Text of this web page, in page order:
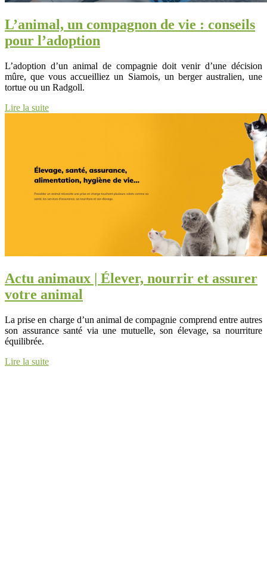
L’animal, un compagnon de vie : conseils
pour l’adoption
L’adoption d’un animal de compagnie doit venir d’une décision
mûre, que vous accueilliez un Siamois, un berger australien, une
tortue ou un Radgoll.
Lire la suite
Actu animaux | Élever, nourrir et assurer
votre animal
La prise en charge d’un animal de compagnie comprend entre autres
son assurance santé via une mutuelle, son élevage, sa nourriture
équilibrée.
Lire la suite